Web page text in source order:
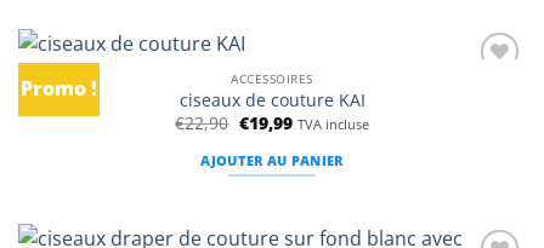
Promo ! ACCESSOIRES
ciseaux de couture KAI
€22,90 Le
prix
initial
était :
€22,90.
€19,99Le
prix
actuel
est :
€19,99.
TVA incluse
AJOUTER AU PANIER